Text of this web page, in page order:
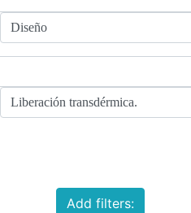
Add filters: